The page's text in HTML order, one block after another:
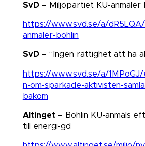
SvD– Miljöpartiet KU-anmäler
https://www.svd.se/a/
anmaler-bohlin
SvD– “Ingen rättighet att ha
https://www.svd.se/a/
n-om-sparkade-aktivisten-
bakom
Altinget– Bohlin KU-anmäls
till energi-gd​​​​​​​